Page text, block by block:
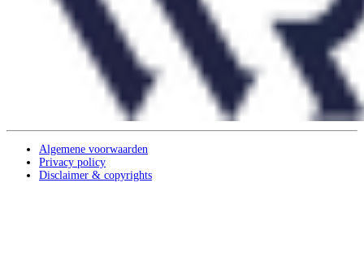
Algemene voorwaarden
Privacy policy
Disclaimer & copyrights